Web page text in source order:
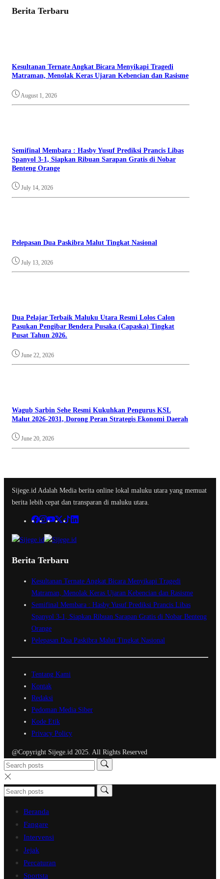
Berita Terbaru
Kesultanan Ternate Angkat Bicara Menyikapi Tragedi
Matraman, Menolak Keras Ujaran Kebencian dan Rasisme
August 1, 2026
Semifinal Membara : Hasby Yusuf Prediksi Prancis Libas
Spanyol 3-1, Siapkan Ribuan Sarapan Gratis di Nobar
Benteng Orange
July 14, 2026
Pelepasan Dua Paskibra Malut Tingkat Nasional
July 13, 2026
Dua Pelajar Terbaik Maluku Utara Resmi Lolos Calon
Pasukan Pengibar Bendera Pusaka (Capaska) Tingkat
Pusat Tahun 2026.
June 22, 2026
Wagub Sarbin Sehe Resmi Kukuhkan Pengurus KSL
Malut 2026-2031, Dorong Peran Strategis Ekonomi Daerah
June 20, 2026
Sijege.id Adalah Media berita online lokal maluku utara yang memuat
berita lebih cepat dan transparan di maluku utara.
Berita Terbaru
Kesultanan Ternate Angkat Bicara Menyikapi Tragedi
Matraman, Menolak Keras Ujaran Kebencian dan Rasisme
Semifinal Membara : Hasby Yusuf Prediksi Prancis Libas
Spanyol 3-1, Siapkan Ribuan Sarapan Gratis di Nobar Benteng
Orange
Pelepasan Dua Paskibra Malut Tingkat Nasional
Tentang Kami
Kontak
Redaksi
Pedoman Media Siber
Kode Etik
Privacy Policy
@Copyright Sijege.id 2025. All Rights Reserved
Beranda
Fangare
Intervensi
Jejak
Percaturan
Sportsta